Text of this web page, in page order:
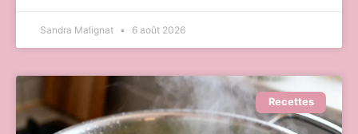
Sandra Malignat 6 août 2026
Recettes